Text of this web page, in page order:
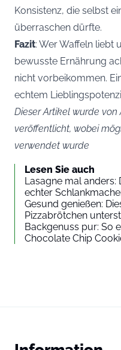
Konsistenz, die selbst
überraschen dürfte.
Fazit: Wer Waffeln liebt
bewusste Ernährung
nicht vorbeikommen.
echtem
Dieser Artikel wurde
veröffentlicht, wobei
verwendet wurde
Lesen Sie auch
Lasagne mal anders:
echter
Gesund genießen:
Pizzabrötchen
Backgenuss pur: So
Chocolate Chip